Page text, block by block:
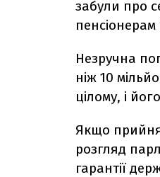
забули про
Незручна
ніж 10
цілому, і
Якщо
розгляд
гарантії